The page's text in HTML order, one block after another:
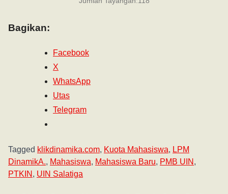
Bagikan:
Facebook
X
WhatsApp
Utas
Telegram
Tagged klikdinamika.com, Kuota Mahasiswa, LPM
DinamikA., Mahasiswa, Mahasiswa Baru, PMB UIN ,
PTKIN , UIN Salatiga